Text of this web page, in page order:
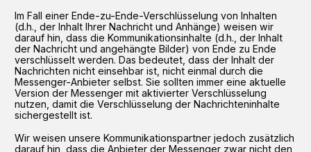
Im Fall einer Ende-zu-Ende-Verschlüsselung von Inhalten
(d.h., der Inhalt Ihrer Nachricht und Anhänge) weisen wir
darauf hin, dass die Kommunikationsinhalte (d.h., der Inhalt
der Nachricht und angehängte Bilder) von Ende zu Ende
verschlüsselt werden. Das bedeutet, dass der Inhalt der
Nachrichten nicht einsehbar ist, nicht einmal durch die
Messenger-Anbieter selbst. Sie sollten immer eine aktuelle
Version der Messenger mit aktivierter Verschlüsselung
nutzen, damit die Verschlüsselung der Nachrichteninhalte
sichergestellt ist.
Wir weisen unsere Kommunikationspartner jedoch zusätzlich
darauf hin, dass die Anbieter der Messenger zwar nicht den